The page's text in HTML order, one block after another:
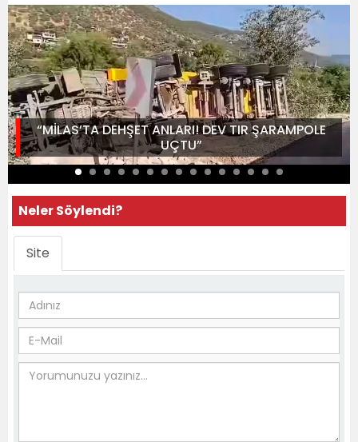
“MİLAS’TA DEHŞET ANLARI! DEV TIR ŞARAMPOLE
UÇTU”
Neler Söylendi?
Site